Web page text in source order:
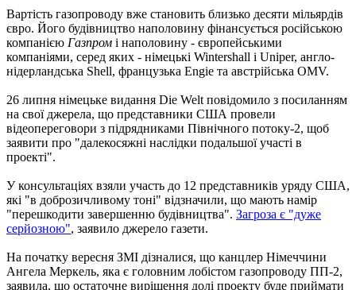
Вартість газопроводу вже становить близько десяти мільярдів
євро. Його будівництво наполовину фінансується російською
компанією Газпром і наполовину - європейськими
компаніями, серед яких - німецькі Wintershall і Uniper, англо-
нідерландська Shell, французька Engie та австрійська OMV.
26 липня німецьке видання Die Welt повідомило з посиланням
на свої джерела, що представники США провели
відеопереговори з підрядниками Північного потоку-2, щоб
заявити про "далекосяжні наслідки подальшої участі в
проекті".
У консультаціях взяли участь до 12 представників уряду США,
які "в доброзичливому тоні" відзначили, що мають намір
"перешкодити завершенню будівництва". Загроза є "дуже
серйозною", заявило джерело газети.
На початку вересня ЗМІ дізналися, що канцлер Німеччини
Ангела Меркель, яка є головним лобістом газопроводу ПП-2,
заявила, що остаточне вирішення долі проекту буде приймати